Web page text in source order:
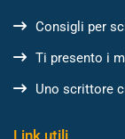
Consigli per
Ti presento i
Uno scrittore
Link utili